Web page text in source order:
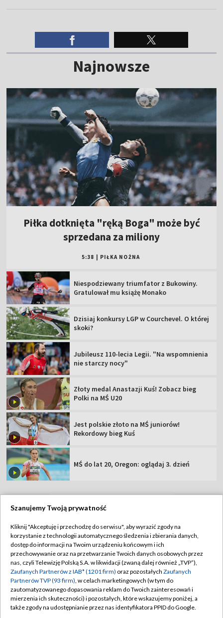
Najnowsze
Piłka dotknięta "ręką Boga" może być
sprzedana za miliony
5:38 PIŁKA NOŻNA
Niespodziewany triumfator z Bukowiny.
Gratulował mu książę Monako
Dzisiaj konkursy LGP w Courchevel. O której
skoki?
Jubileusz 110-lecia Legii. "Na wspomnienia
nie starczy nocy"
Złoty medal Anastazji Kuś! Zobacz bieg
Polki na MŚ U20
Jest polskie złoto na MŚ juniorów!
Rekordowy bieg Kuś
MŚ do lat 20, Oregon: oglądaj 3. dzień
Abonament TVP
Sklep TVP
Biuro Reklamy
Oferta Handlowa
Telegazeta ogłoszenia
Regulamin TVP
Polityka prywatności
Moje zgody
Biuro reklamy
Kontakt
Szanujemy Twoją prywatność
Kliknij "Akceptuję i przechodzę do serwisu", aby wyrazić zgody na
korzystanie z technologii automatycznego śledzenia i zbierania danych,
dostęp do informacji na Twoim urządzeniu końcowym i ich
przechowywanie oraz na przetwarzanie Twoich danych osobowych przez
nas, czyli Telewizję Polską S.A. w likwidacji (zwaną dalej również „TVP”),
Zaufanych Partnerów z IAB* (1201 firm) oraz pozostałych Zaufanych
Partnerów TVP (93 firm), w celach marketingowych (w tym do
zautomatyzowanego dopasowania reklam do Twoich zainteresowań i
mierzenia ich skuteczności) i pozostałych, które wskazujemy poniżej, a
także zgody na udostępnianie przez nas identyfikatora PPID do Google.